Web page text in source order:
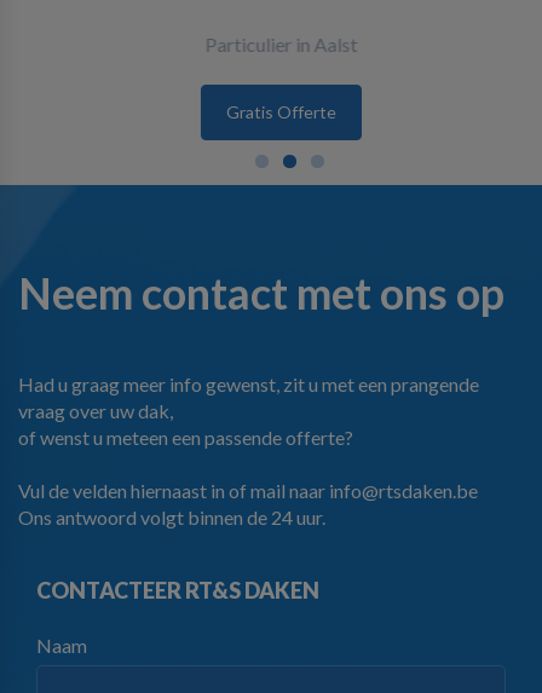
Particulier in Aalst
Gratis Offerte
Neem contact met ons op
Had u graag meer info gewenst, zit u met een prangende
vraag over uw dak,
of wenst u meteen een passende offerte?
Vul de velden hiernaast in of mail naar info@rtsdaken.be
Ons antwoord volgt binnen de 24 uur.
CONTACTEER RT&S DAKEN
Naam